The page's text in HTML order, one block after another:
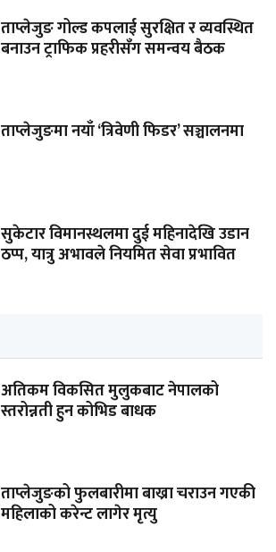
ताप्लेजुङ गोल्ड कपलाई सुरक्षित र व्यवस्थित
बनाउन ट्राफिक प्रहरीसँग समन्वय बैठक
ताप्लेजुङमा नयाँ ‘त्रिवेणी फिडर’ सञ्चालनमा
सुकेटार विमानस्थलमा दुई महिनादेखि उडान
ठप्प, यात्रु अभावले नियमित सेवा प्रभावित
अतिकम विकसित मुलुकबाट नेपालको
स्तरोन्नती हुन कोभिड बाधक
ताप्लेजुङको फुलबारीमा बाख्रा चराउन गएकी
महिलाको करेन्ट लागेर मृत्यु